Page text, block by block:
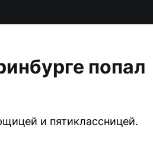
попал
и пятиклассницей.